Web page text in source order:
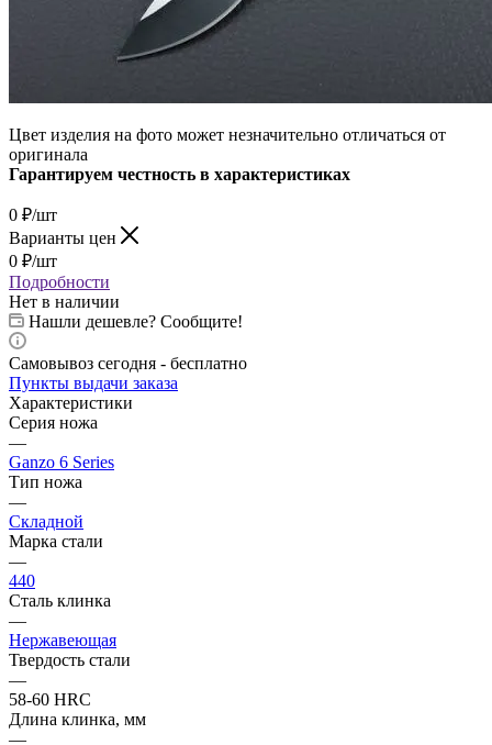
Цвет изделия на фото может незначительно отличаться от
оригинала
Гарантируем честность в характеристиках
0 ₽/шт
Варианты цен
0 ₽/шт
Подробности
Нет в наличии
Нашли дешевле? Сообщите!
Самовывоз сегодня - бесплатно
Пункты выдачи заказа
Характеристики
Серия ножа
—
Ganzo 6 Series
Тип ножа
—
Складной
Марка стали
—
440
Сталь клинка
—
Нержавеющая
Твердость стали
—
58-60 HRC
Длина клинка, мм
—